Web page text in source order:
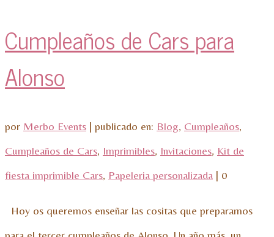
Cumpleaños de Cars para
Alonso
por Merbo Events | publicado en: Blog, Cumpleaños,
Cumpleaños de Cars, Imprimibles, Invitaciones, Kit de
fiesta imprimible Cars, Papeleria personalizada | 0
Hoy os queremos enseñar las cositas que preparamos